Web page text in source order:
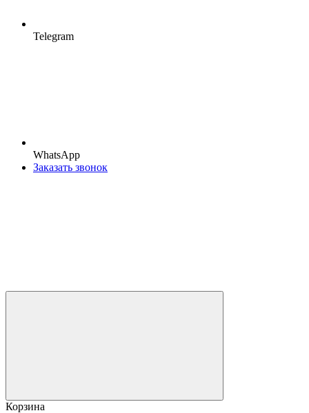
Telegram
WhatsApp
Заказать звонок
Корзина